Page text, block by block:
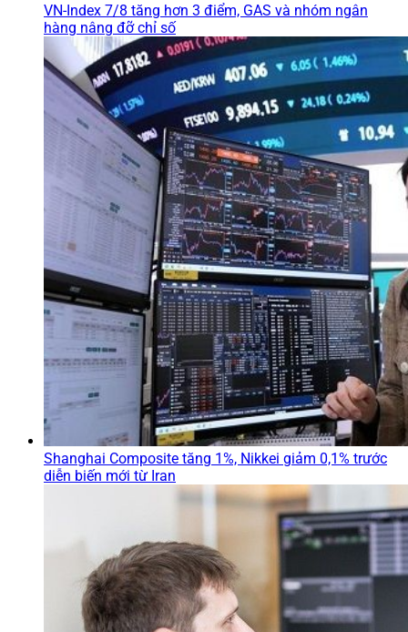
VN-Index 7/8 tăng hơn 3 điểm, GAS và nhóm ngân
hàng nâng đỡ chỉ số
Shanghai Composite tăng 1%, Nikkei giảm 0,1% trước
diễn biến mới từ Iran